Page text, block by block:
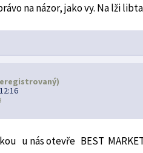
na názor, jako vy. Na lži
u nás otevře BEST